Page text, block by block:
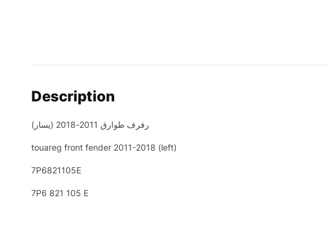
Description
رفرف طوارق 2011-2018 (يسار)
touareg front fender 2011-2018 (left)
7P6821105E
7P6 821 105 E